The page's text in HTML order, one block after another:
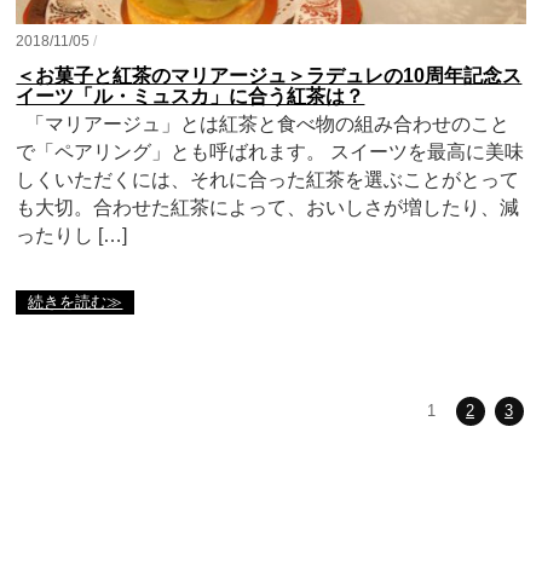
2018/11/05/
＜お菓子と紅茶のマリアージュ＞ラデュレの10周年記念ス
イーツ「ル・ミュスカ」に合う紅茶は？
「マリアージュ」とは紅茶と食べ物の組み合わせのこと
で「ペアリング」とも呼ばれます。 スイーツを最高に美味
しくいただくには、それに合った紅茶を選ぶことがとって
も大切。合わせた紅茶によって、おいしさが増したり、減
ったりし […]
続きを読む≫
1 2 3